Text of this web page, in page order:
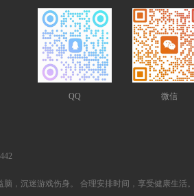
QQ 微信
，沉迷游戏伤身。 合理安排时间，享受健康生活。